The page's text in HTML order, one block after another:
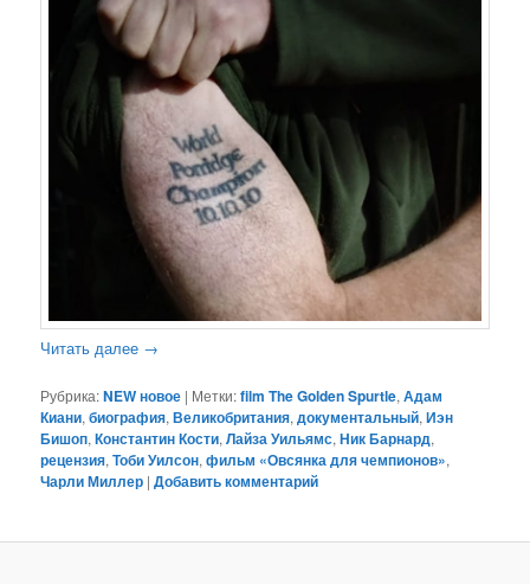
Читать далее →
Рубрика:NEW новое | Метки:film The Golden Spurtle,Адам
Киани,биография,Великобритания,документальный,Иэн
Бишоп,Константин Кости,Лайза Уильямс,Ник Барнард,
рецензия,Тоби Уилсон,фильм «Овсянка для чемпионов»,
Чарли Миллер |Добавить комментарий